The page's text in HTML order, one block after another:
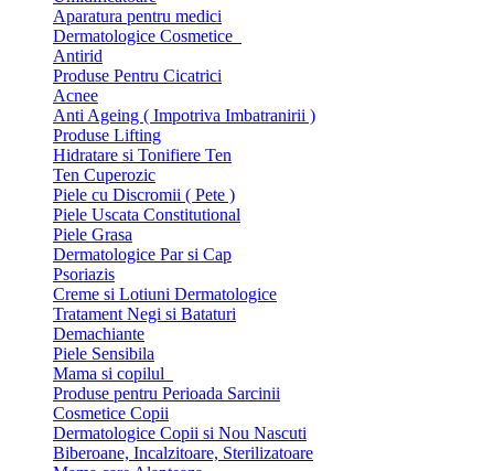
Aparatura pentru medici
Dermatologice Cosmetice
Antirid
Produse Pentru Cicatrici
Acnee
Anti Ageing ( Impotriva Imbatranirii )
Produse Lifting
Hidratare si Tonifiere Ten
Ten Cuperozic
Piele cu Discromii ( Pete )
Piele Uscata Constitutional
Piele Grasa
Dermatologice Par si Cap
Psoriazis
Creme si Lotiuni Dermatologice
Tratament Negi si Bataturi
Demachiante
Piele Sensibila
Mama si copilul
Produse pentru Perioada Sarcinii
Cosmetice Copii
Dermatologice Copii si Nou Nascuti
Biberoane, Incalzitoare, Sterilizatoare